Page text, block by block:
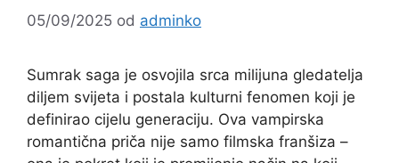
05/09/2025 od adminko
Sumrak saga je osvojila srca milijuna gledatelja
diljem svijeta i postala kulturni fenomen koji je
definirao cijelu generaciju. Ova vampirska
romantična priča nije samo filmska franšiza –